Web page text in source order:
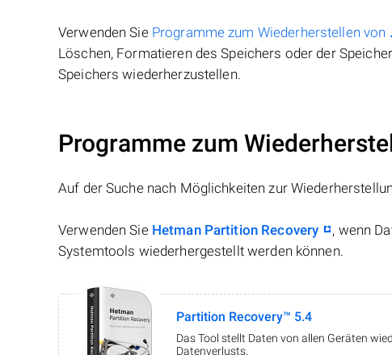
Verwenden Sie Programme zum Wiederherstellen von
Löschen, Formatieren des Speichers oder der
Speichers wiederherzustellen.
Programme zum
Auf der Suche nach Möglichkeiten zur
Verwenden Sie Hetman Partition Recovery
, wenn
Systemtools wiederhergestellt werden können.
Partition Recovery™ 5.4
Das Tool stellt Daten von allen Geräten
Datenverlusts.